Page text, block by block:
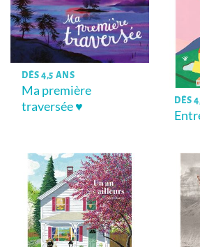
DÈS 4,5 ANS
Ma première
traversée ♥
DÈS